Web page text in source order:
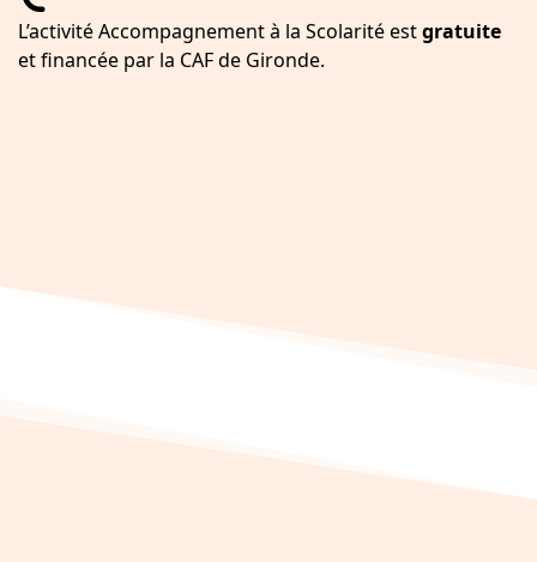
fa-
euro-
sign
L’activité Accompagnement à la Scolarité estgratuite
et financée par la CAF de Gironde.